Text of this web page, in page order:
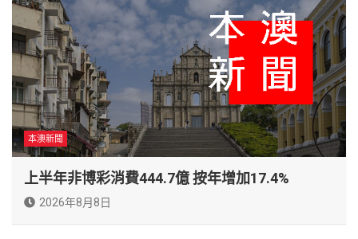
本澳新聞
上半年非博彩消費444.7億 按年增加17.4%
2026年8月8日